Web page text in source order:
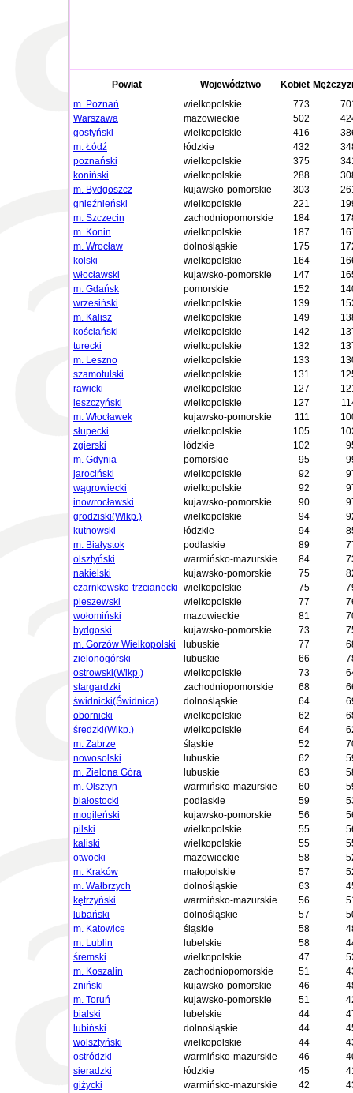
Powiat Województwo Kobiet
m. Poznań
wielkopolskie 773
Warszawa
mazowieckie 502
gostyński
wielkopolskie 416
m. Łódź
łódzkie 432
poznański
wielkopolskie 375
koniński
wielkopolskie 288
m. Bydgoszcz
kujawsko-pomorskie 303
gnieźnieński
wielkopolskie 221
m. Szczecin
zachodniopomorskie 184
m. Konin
wielkopolskie 187
m. Wrocław
dolnośląskie 175
kolski
wielkopolskie 164
włocławski
kujawsko-pomorskie 147
m. Gdańsk
pomorskie 152
wrzesiński
wielkopolskie 139
m. Kalisz
wielkopolskie 149
kościański
wielkopolskie 142
turecki
wielkopolskie 132
m. Leszno
wielkopolskie 133
szamotulski
wielkopolskie 131
rawicki
wielkopolskie 127
leszczyński
wielkopolskie 127
m. Włocławek
kujawsko-pomorskie 111
słupecki
wielkopolskie 105
zgierski
łódzkie 102
m. Gdynia
pomorskie 95
jarociński
wielkopolskie 92
wągrowiecki
wielkopolskie 92
inowrocławski
kujawsko-pomorskie 90
grodziski(Wlkp.)
wielkopolskie 94
kutnowski
łódzkie 94
m. Białystok
podlaskie 89
olsztyński
warmińsko-mazurskie 84
nakielski
kujawsko-pomorskie 75
czarnkowsko-trzcianecki wielkopolskie 75
pleszewski
wielkopolskie 77
wołomiński
mazowieckie 81
bydgoski
kujawsko-pomorskie 73
m. Gorzów Wielkopolski
lubuskie 77
zielonogórski
lubuskie 66
ostrowski(Wlkp.)
wielkopolskie 73
stargardzki
zachodniopomorskie 68
świdnicki(Świdnica)
dolnośląskie 64
obornicki
wielkopolskie 62
średzki(Wlkp.)
wielkopolskie 64
m. Zabrze
śląskie 52
nowosolski
lubuskie 62
m. Zielona Góra
lubuskie 63
m. Olsztyn
warmińsko-mazurskie 60
białostocki
podlaskie 59
mogileński
kujawsko-pomorskie 56
pilski
wielkopolskie 55
kaliski
wielkopolskie 55
otwocki
mazowieckie 58
m. Kraków
małopolskie 57
m. Wałbrzych
dolnośląskie 63
kętrzyński
warmińsko-mazurskie 56
lubański
dolnośląskie 57
m. Katowice
śląskie 58
m. Lublin
lubelskie 58
śremski
wielkopolskie 47
m. Koszalin
zachodniopomorskie 51
żniński
kujawsko-pomorskie 46
m. Toruń
kujawsko-pomorskie 51
bialski
lubelskie 44
lubiński
dolnośląskie 44
wolsztyński
wielkopolskie 44
ostródzki
warmińsko-mazurskie 46
sieradzki
łódzkie 45
giżycki
warmińsko-mazurskie 42